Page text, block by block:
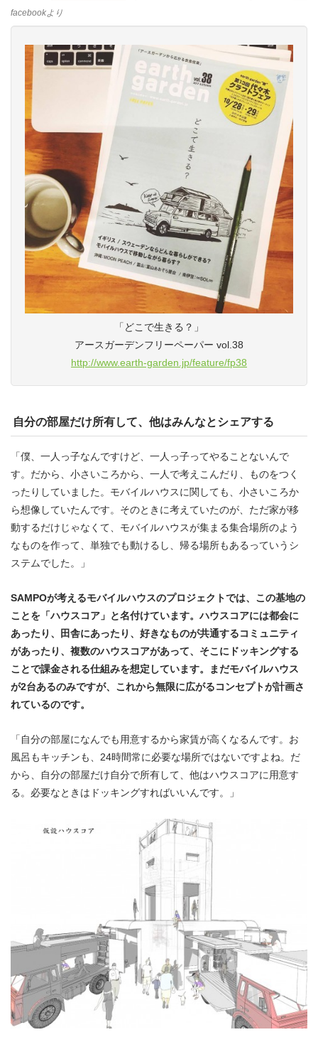
facebookより
「どこで生きる？」
アースガーデンフリーペーパー vol.38
http://www.earth-garden.jp/feature/fp38
自分の部屋だけ所有して、他はみんなとシェアする
「僕、一人っ子なんですけど、一人っ子ってやることないんで
す。だから、小さいころから、一人で考えこんだり、ものをつく
ったりしていました。モバイルハウスに関しても、小さいころか
ら想像していたんです。そのときに考えていたのが、ただ家が移
動するだけじゃなくて、モバイルハウスが集まる集合場所のよう
なものを作って、単独でも動けるし、帰る場所もあるっていうシ
ステムでした。」
SAMPOが考えるモバイルハウスのプロジェクトでは、この基地の
ことを「ハウスコア」と名付けています。ハウスコアには都会に
あったり、田舎にあったり、好きなものが共通するコミュニティ
があったり、複数のハウスコアがあって、そこにドッキングする
ことで課金される仕組みを想定しています。まだモバイルハウス
が2台あるのみですが、これから無限に広がるコンセプトが計画さ
れているのです。
「自分の部屋になんでも用意するから家賃が高くなるんです。お
風呂もキッチンも、24時間常に必要な場所ではないですよね。だ
から、自分の部屋だけ自分で所有して、他はハウスコアに用意す
る。必要なときはドッキングすればいいんです。」